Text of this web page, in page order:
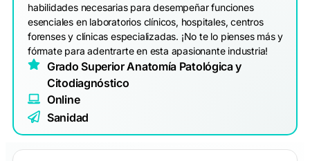
habilidades necesarias para desempeñar funciones
esenciales en laboratorios clínicos, hospitales, centros
forenses y clínicas especializadas. ¡No te lo pienses más y
fórmate para adentrarte en esta apasionante industria!
Grado Superior Anatomía Patológica y
Citodiagnóstico
Online
Sanidad